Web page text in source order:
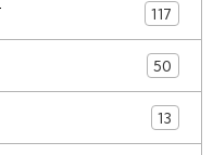
117
50
13